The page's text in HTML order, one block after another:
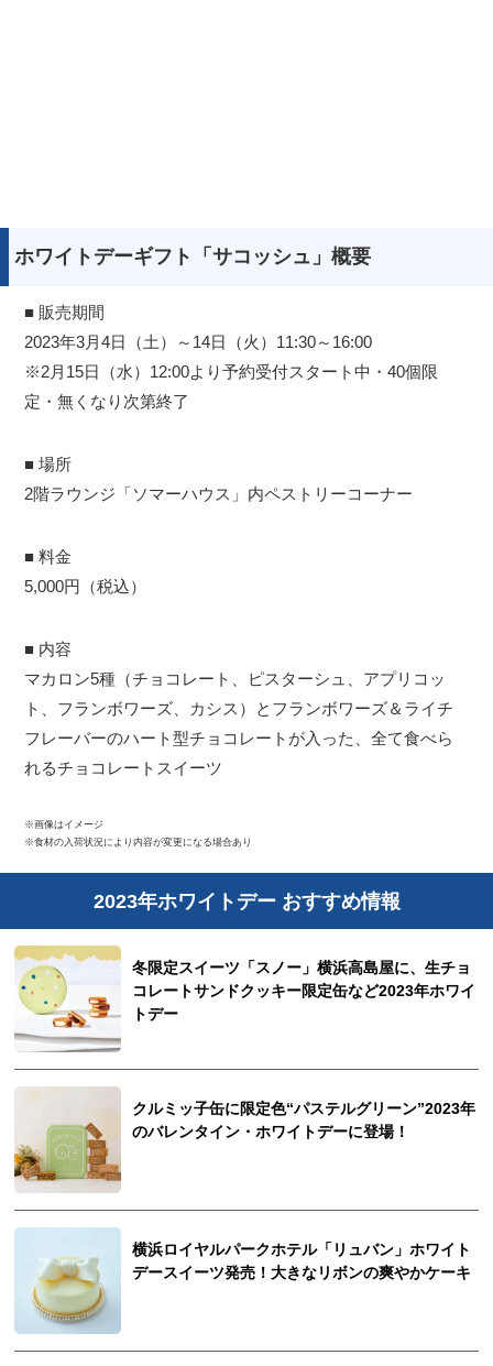
ホワイトデーギフト「サコッシュ」概要
■ 販売期間
2023年3月4日（土）～14日（火）11:30～16:00
※2月15日（水）12:00より予約受付スタート中・40個限
定・無くなり次第終了
■ 場所
2階ラウンジ「ソマーハウス」内ペストリーコーナー
■ 料金
5,000円（税込）
■ 内容
マカロン5種（チョコレート、ピスターシュ、アプリコッ
ト、フランボワーズ、カシス）とフランボワーズ＆ライチ
フレーバーのハート型チョコレートが入った、全て食べら
れるチョコレートスイーツ
※画像はイメージ
※食材の入荷状況により内容が変更になる場合あり
2023年ホワイトデー おすすめ情報
冬限定スイーツ「スノー」横浜高島屋に、生チョ
コレートサンドクッキー限定缶など2023年ホワイ
トデー
クルミッ子缶に限定色“パステルグリーン”2023年
のバレンタイン・ホワイトデーに登場！
横浜ロイヤルパークホテル「リュバン」ホワイト
デースイーツ発売！大きなリボンの爽やかケーキ